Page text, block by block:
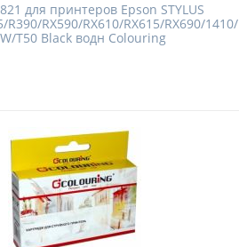
для принтеров Epson STYLUS
R390/RX590/RX610/RX615/RX690/1410/
T50 Black водн Colouring